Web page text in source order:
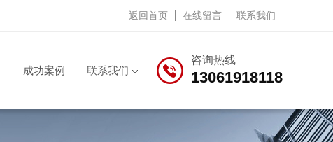
返回首页 在线留言 联系我们
咨询热线
13061918118
成功案例 联系我们